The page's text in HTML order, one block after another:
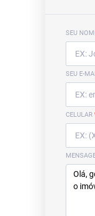
SEU
SEU E-
CELULAR